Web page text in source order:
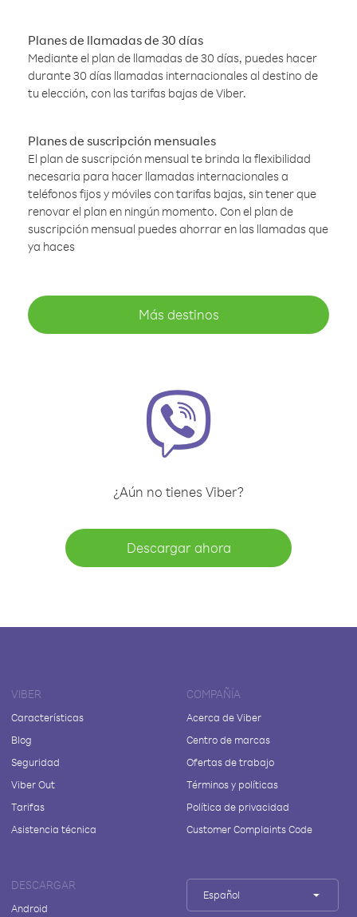
Planes de llamadas de 30 días
Mediante el plan de llamadas de 30 días, puedes hacer
durante 30 días llamadas internacionales al destino de
tu elección, con las tarifas bajas de Viber.
Planes de suscripción mensuales
El plan de suscripción mensual te brinda la flexibilidad
necesaria para hacer llamadas internacionales a
teléfonos fijos y móviles con tarifas bajas, sin tener que
renovar el plan en ningún momento. Con el plan de
suscripción mensual puedes ahorrar en las llamadas que
ya haces
Más destinos
¿Aún no tienes Viber?
Descargar ahora
VIBER
Características
Blog
Seguridad
Viber Out
Tarifas
Asistencia técnica
COMPAÑÍA
Acerca de Viber
Centro de marcas
Ofertas de trabajo
Términos y políticas
Política de privacidad
Customer Complaints Code
DESCARGAR
Android
Español